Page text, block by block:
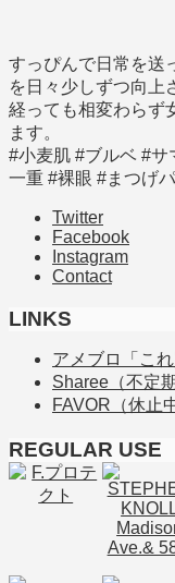
すっぴんで日常を送
を日々少しずつ向上
経っても相変わらず
ます。
#小麦肌 #ブルベ #サ
一重 #裸眼 #まつげ
Twitter
Facebook
Instagram
Contact
LINKS
アメブロ「こ
Sharee（不定
FAVOR（休止
REGULAR USE